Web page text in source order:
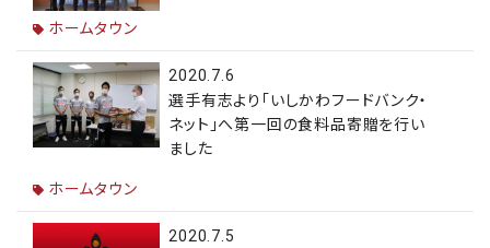
ホームタウン
2020.7.6
選手有志より「いしかわフードバンク・
ネット」へ第一回の食料品寄贈を行い
ました
ホームタウン
2020.7.5